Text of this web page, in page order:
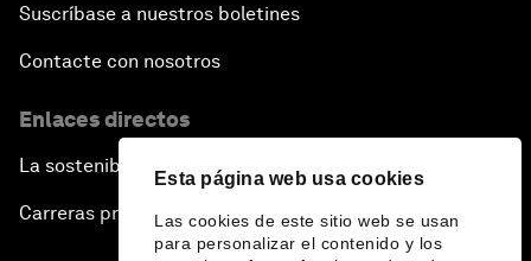
Esta página web usa cookies
Las cookies de este sitio web se usan
para personalizar el contenido y los
Suscríbase a nuestros boletines
Contacte con nosotros
Enlaces directos
La sostenibilidad en el Foro
Carreras profesionales